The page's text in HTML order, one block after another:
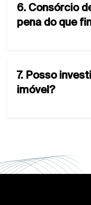
6. Consórcio
pena do que
7. Posso
imóvel?